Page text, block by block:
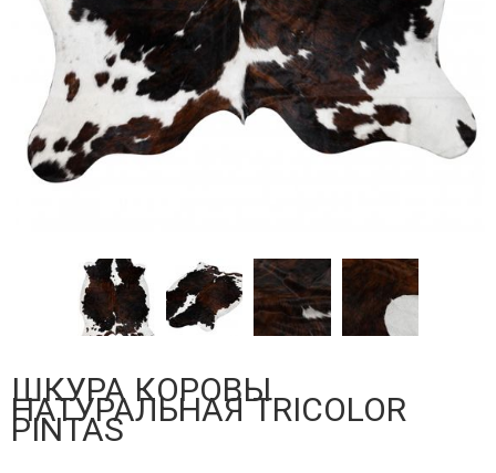
ШКУРА КОРОВЫ
НАТУРАЛЬНАЯ TRICOLOR
PINTAS